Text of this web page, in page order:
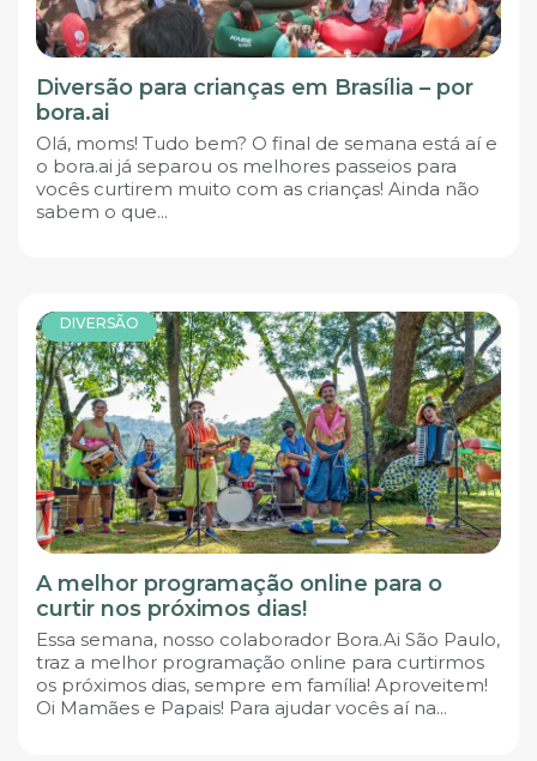
Diversão para crianças em Brasília – por
bora.ai
Olá, moms! Tudo bem? O final de semana está aí e
o bora.ai já separou os melhores passeios para
vocês curtirem muito com as crianças! Ainda não
sabem o que...
DIVERSÃO
A melhor programação online para o
curtir nos próximos dias!
Essa semana, nosso colaborador Bora.Ai São Paulo,
traz a melhor programação online para curtirmos
os próximos dias, sempre em família! Aproveitem!
Oi Mamães e Papais! Para ajudar vocês aí na...